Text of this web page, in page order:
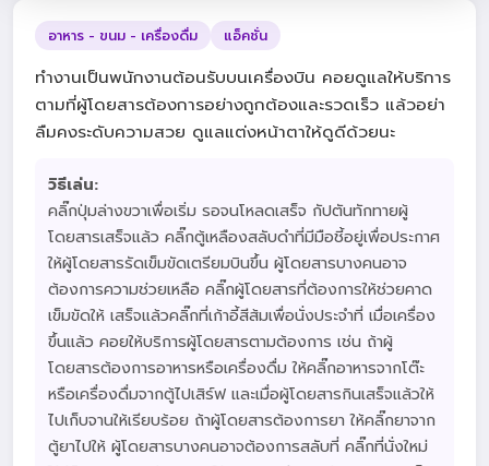
อาหาร - ขนม - เครื่องดื่ม แอ็คชั่น
ทำงานเป็นพนักงานต้อนรับบนเครื่องบิน คอยดูแลให้บริการ
ตามที่ผู้โดยสารต้องการอย่างถูกต้องและรวดเร็ว แล้วอย่า
ลืมคงระดับความสวย ดูแลแต่งหน้าตาให้ดูดีด้วยนะ
วิธีเล่น:
คลิ๊กปุ่มล่างขวาเพื่อเริ่ม รอจนโหลดเสร็จ กัปตันทักทายผู้
โดยสารเสร็จแล้ว คลิ๊กตู้เหลืองสลับดำที่มีมือชี้อยู่เพื่อประกาศ
ให้ผู้โดยสารรัดเข็มขัดเตรียมบินขึ้น ผู้โดยสารบางคนอาจ
ต้องการความช่วยเหลือ คลิ๊กผู้โดยสารที่ต้องการให้ช่วยคาด
เข็มขัดให้ เสร็จแล้วคลิ๊กที่เก้าอี้สีส้มเพื่อนั่งประจำที่ เมื่อเครื่อง
ขึ้นแล้ว คอยให้บริการผู้โดยสารตามต้องการ เช่น ถ้าผู้
โดยสารต้องการอาหารหรือเครื่องดื่ม ให้คลิ๊กอาหารจากโต๊ะ
หรือเครื่องดื่มจากตู้ไปเสิร์ฟ และเมื่อผู้โดยสารกินเสร็จแล้วให้
ไปเก็บจานให้เรียบร้อย ถ้าผู้โดยสารต้องการยา ให้คลิ๊กยาจาก
ตู้ยาไปให้ ผู้โดยสารบางคนอาจต้องการสลับที่ คลิ๊กที่นั่งใหม่